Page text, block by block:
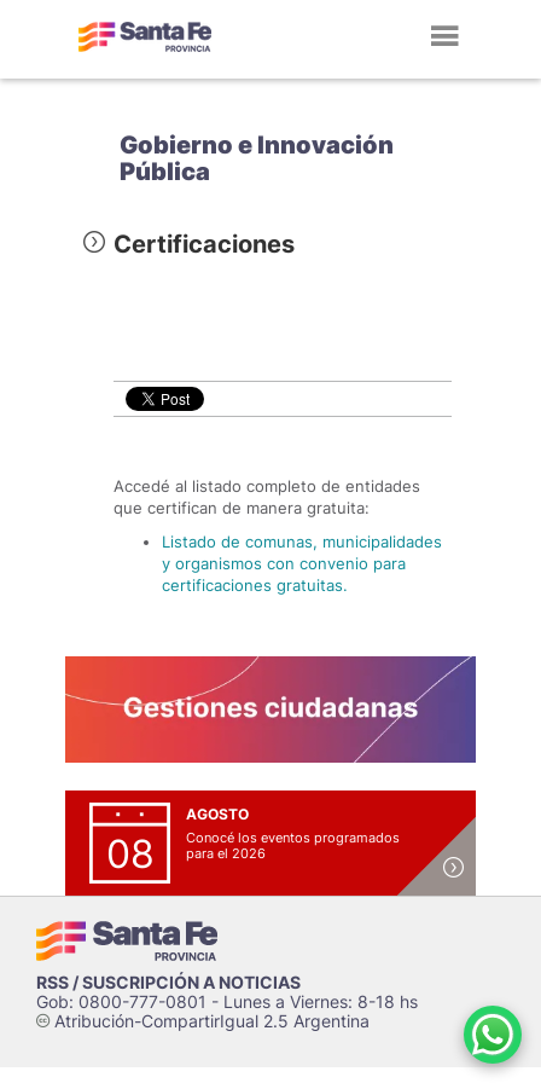
Gobierno e Innovación
Pública
Certificaciones
Accedé al listado completo de entidades
que certifican de manera gratuita:
Listado de comunas, municipalidades
y organismos con convenio para
certificaciones gratuitas.
08
AGOSTO
Conocé los eventos programados
para el 2026
RSS / SUSCRIPCIÓN A NOTICIAS
Gob: 0800-777-0801 - Lunes a Viernes: 8-18 hs
cAtribución-CompartirIgual 2.5 Argentina